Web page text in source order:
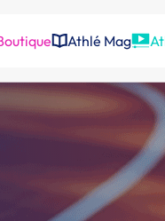
Athlé Mag